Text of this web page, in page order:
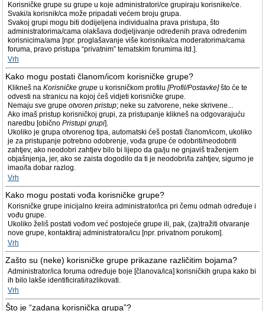
Korisničke grupe su grupe u koje administratori/ce grupiraju korisnike/ce.
Svaki/a korisnik/ca može pripadati većem broju grupa.
Svakoj grupi mogu biti dodijeljena individualna prava pristupa, što
administratorima/cama olakšava dodjeljivanje određenih prava određenim
korisnicima/ama [npr. proglašavanje više korisnika/ca moderatorima/cama
foruma, pravo pristupa “privatnim” tematskim forumima itd.].
Vrh
Kako mogu postati članom/icom korisničke grupe?
Klikneš na Korisničke grupe u korisničkom profilu [Profil/Postavke]što će te
odvesti na stranicu na kojoj ćeš vidjeti korisničke grupe.
Nemaju sve grupe otvoren pristup; neke su zatvorene, neke skrivene...
Ako imaš pristup korisničkoj grupi, za pristupanje klikneš na odgovarajuću
naredbu [obično Pristupi grupi].
Ukoliko je grupa otvorenog tipa, automatski ćeš postati članom/icom, ukoliko
je za pristupanje potrebno odobrenje, vođa grupe će odobriti/neodobriti
zahtjev, ako neodobri zahtjev bilo bi lijepo da ga/ju ne gnjaviš traženjem
objašnjenja, jer, ako se zaista dogodilo da ti je neodobri/la zahtjev, sigurno je
imao/la dobar razlog.
Vrh
Kako mogu postati vođa korisničke grupe?
Korisničke grupe inicijalno kreira administrator/ica pri čemu odmah određuje i
vođu grupe.
Ukoliko želiš postati vođom već postojeće grupe ili, pak, (za)tražiti otvaranje
nove grupe, kontaktiraj administratora/icu [npr. privatnom porukom].
Vrh
Zašto su (neke) korisničke grupe prikazane različitim bojama?
Administrator/ica foruma određuje boje [članova/ica] korisničkih grupa kako bi
ih bilo lakše identificirati/razlikovati.
Vrh
Što je “zadana korisnička grupa”?